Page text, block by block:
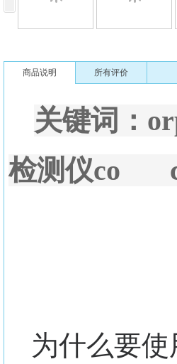
商品说明 所有评价
关键词
检测仪co
为什么要